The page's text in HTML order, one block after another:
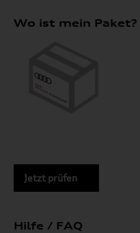
Wo ist mein Paket?
Jetzt prüfen
Hilfe / FAQ